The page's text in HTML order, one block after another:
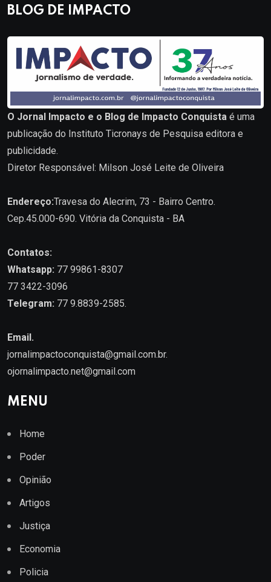
BLOG DE IMPACTO
O Jornal Impacto e o Blog de Impacto Conquista é uma
publicação do Instituto Ticronays de Pesquisa editora e
publicidade.
Diretor Responsável: Milson José Leite de Oliveira
Endereço:Travesa do Alecrim, 73 - Bairro Centro.
Cep.45.000-690. Vitória da Conquista - BA
Contatos:
Whatsapp: 77 99861-8307
77 3422-3096
Telegram: 77 9.8839-2585.
Email.
jornalimpactoconquista@gmail.com.br.
ojornalimpacto.net@gmail.com
MENU
Home
Poder
Opinião
Artigos
Justiça
Economia
Policia